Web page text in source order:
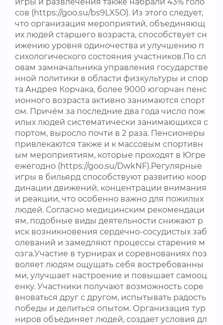
сов (https://goo.su/bs9LX5O). Из этого следует,
что организация мероприятий, объединяющ
их людей старшего возраста, способствует сн
ижению уровня одиночества и улучшению п
сихологического состояния участников.По сл
овам замначальника управления государстве
нной политики в области физкультуры и спор
та Андрея Корчака, более 9000 югорчан пенс
ионного возраста активно занимаются спорт
ом. Причём за последние два года число пож
илых людей систематически занимающихся с
портом, выросло почти в 2 раза. Пенсионеры
привлекаются также и к массовым спортивн
ым мероприятиям, которые проходят в Югре
ежегодно (https://goo.su/DwkNF).Регулярные
игры в бильярд способствуют развитию коор
динации движений, концентрации внимания
и реакции, что особенно важно для пожилых
людей. Согласно медицинским рекомендаци
ям, подобные виды деятельности снижают р
иск возникновения сердечно-сосудистых заб
олеваний и замедляют процессы старения м
озга.Участие в турнирах и соревнованиях поз
воляет людям ощущать себя востребованны
ми, улучшает настроение и повышает самооц
енку. Участники получают возможность соре
вноваться друг с другом, испытывать радость
победы и делиться опытом. Организация тур
ниров объединяет людей, создает условия дл